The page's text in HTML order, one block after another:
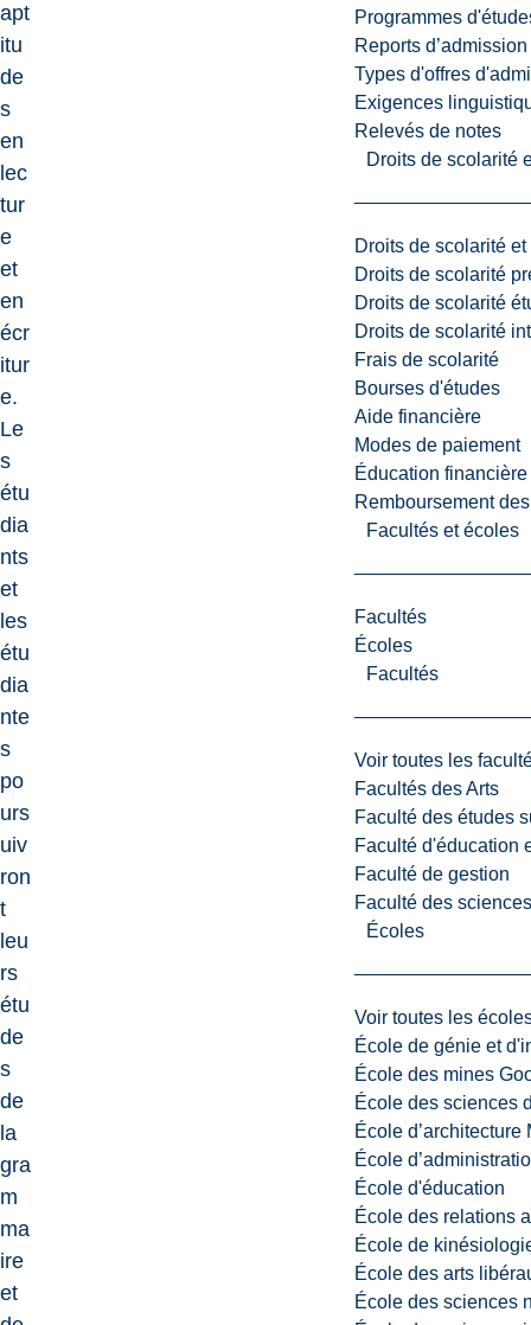
Programmes
Reports d’admission
Types d'offres
Exigences
Relevés de notes
Droits de scolarité
Droits de scolarité
Droits de scolarité
Droits de scolarité
Droits de scolarité
Frais de scolarité
Bourses d'études
Aide financière
Modes de paiement
Éducation financière
Remboursement
Facultés et écoles
Facultés
Écoles
Facultés
Voir toutes les
Facultés des Arts
Faculté des études
Faculté d'éducation
Faculté de gestion
Faculté des
Écoles
Voir toutes les
École de génie et
École des mines
École des sciences
École d’architecture
École
École d'éducation
École des relations
École de
École des arts
École des sciences
apt
itu
de
s
en
lec
tur
e
et
en
écr
itur
e.
Le
s
étu
dia
nts
et
les
étu
dia
nte
s
po
urs
uiv
ron
t
leu
rs
étu
de
s
de
la
gra
m
ma
ire
et